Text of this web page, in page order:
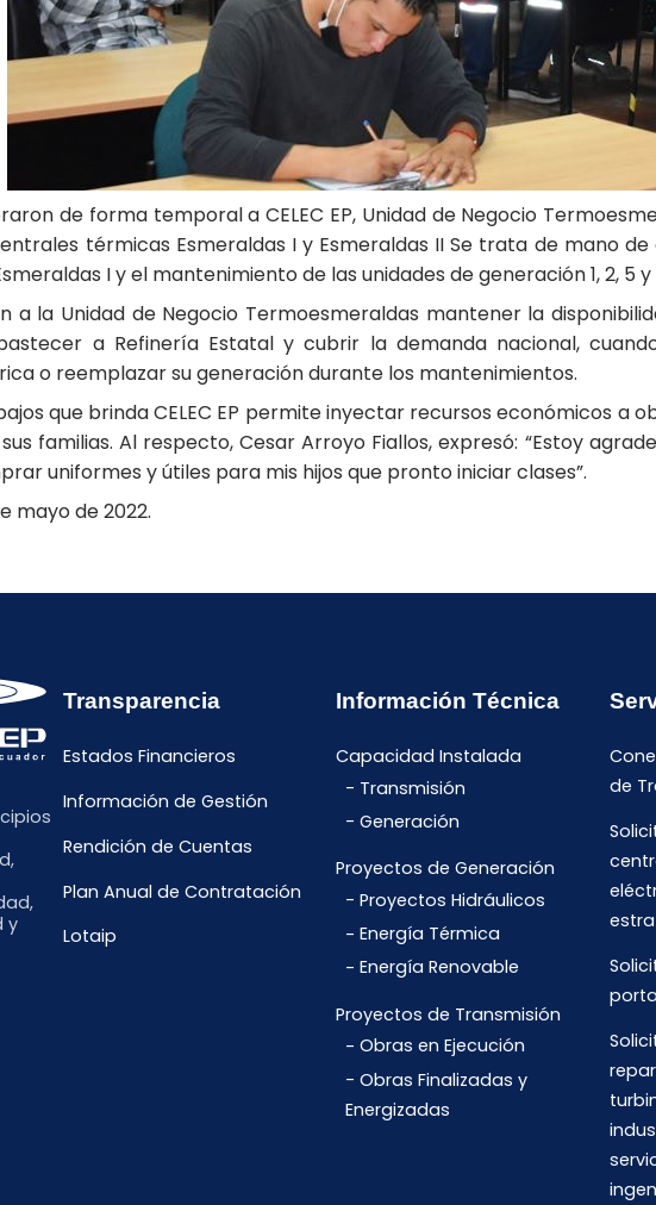
de forma temporal a CELEC EP, Unidad de Negocio
térmicas Esmeraldas I y Esmeraldas II Se trata de mano
I y el mantenimiento de las unidades de generación 1, 2, 5
a la Unidad de Negocio Termoesmeraldas mantener la
a Refinería Estatal y cubrir la demanda nacional,
o reemplazar su generación durante los mantenimientos.
que brinda CELEC EP permite inyectar recursos económicos a
familias. Al respecto, Cesar Arroyo Fiallos, expresó: “Estoy
uniformes y útiles para mis hijos que pronto iniciar clases”.
mayo de 2022.
y
Transparencia
Estados Financieros
Información de Gestión
Rendición de Cuentas
Plan Anual de Contratación
Lotaip
Información Técnica
Capacidad Instalada
Transmisión
Generación
Proyectos de Generación
Proyectos Hidráulicos
Energía Térmica
Energía Renovable
Proyectos de Transmisión
Obras en Ejecución
Obras Finalizadas y
Energizadas
de